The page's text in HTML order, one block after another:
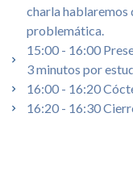
charla hablaremos
problemática.
15:00 - 16:00
3 minutos por
16:00 - 16:20
16:20 - 16:30